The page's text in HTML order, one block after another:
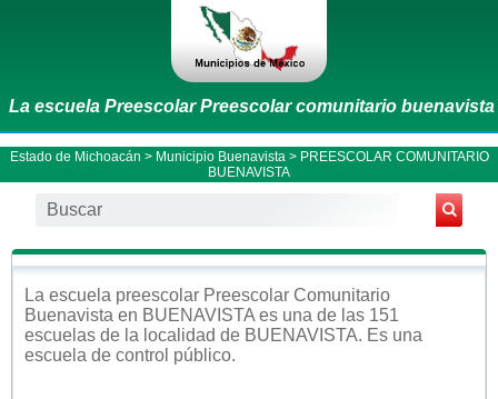
La escuela Preescolar Preescolar comunitario buenavista
Estado de Michoacán > Municipio Buenavista > PREESCOLAR COMUNITARIO
BUENAVISTA
La escuela preescolar Preescolar Comunitario
Buenavista en BUENAVISTA es una de las 151
escuelas de la localidad de BUENAVISTA. Es una
escuela de control público.